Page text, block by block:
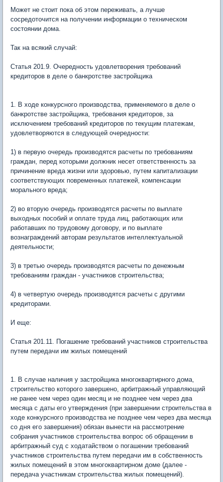
Может не стоит пока об этом переживать, а лучше
сосредоточится на получении информации о техническом
состоянии дома.
Так на всякий случай:
Статья 201.9. Очередность удовлетворения требований
кредиторов в деле о банкротстве застройщика
1. В ходе конкурсного производства, применяемого в деле о
банкротстве застройщика, требования кредиторов, за
исключением требований кредиторов по текущим платежам,
удовлетворяются в следующей очередности:
1) в первую очередь производятся расчеты по требованиям
граждан, перед которыми должник несет ответственность за
причинение вреда жизни или здоровью, путем капитализации
соответствующих повременных платежей, компенсации
морального вреда;
2) во вторую очередь производятся расчеты по выплате
выходных пособий и оплате труда лиц, работающих или
работавших по трудовому договору, и по выплате
вознаграждений авторам результатов интеллектуальной
деятельности;
3) в третью очередь производятся расчеты по денежным
требованиям граждан - участников строительства;
4) в четвертую очередь производятся расчеты с другими
кредиторами.
И еще:
Статья 201.11. Погашение требований участников строительства
путем передачи им жилых помещений
1. В случае наличия у застройщика многоквартирного дома,
строительство которого завершено, арбитражный управляющий
не ранее чем через один месяц и не позднее чем через два
месяца с даты его утверждения (при завершении строительства в
ходе конкурсного производства не позднее чем через два месяца
со дня его завершения) обязан вынести на рассмотрение
собрания участников строительства вопрос об обращении в
арбитражный суд с ходатайством о погашении требований
участников строительства путем передачи им в собственность
жилых помещений в этом многоквартирном доме (далее -
передача участникам строительства жилых помещений).